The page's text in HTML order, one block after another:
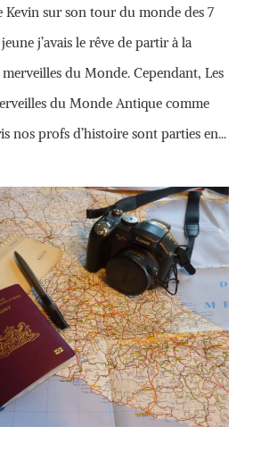
Kevin sur son tour du monde des 7
j’avais le rêve de partir à la
du Monde. Cependant, Les
du Monde Antique comme
nos profs d’histoire sont parties en...